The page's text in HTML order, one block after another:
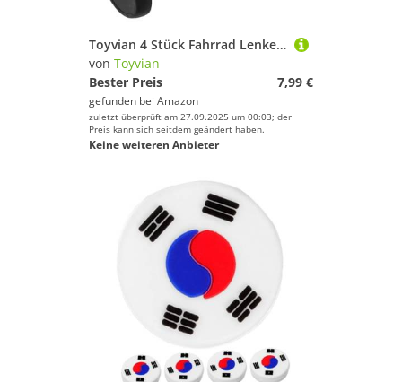
Toyvian 4 Stück Fahrrad Lenkerendkappen Teiliges Bar End Plugs für Mountainbike und Rennrad Einfach zu Montieren Kompatibel mit Meisten Fahrradlenkern Schwarz
von Toyvian
Bester Preis
7,99 €
gefunden bei Amazon
zuletzt überprüft am 27.09.2025 um 00:03; der
Preis kann sich seitdem geändert haben.
Keine weiteren Anbieter